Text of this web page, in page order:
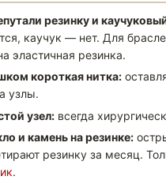
резинку и
каучук — нет. Для
эластичная резинка.
короткая нитка:
узлы.
узел: всегда
и камень на резинке:
резинку за месяц.
.